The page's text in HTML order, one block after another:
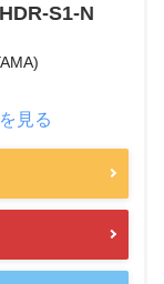
S1-N
見る